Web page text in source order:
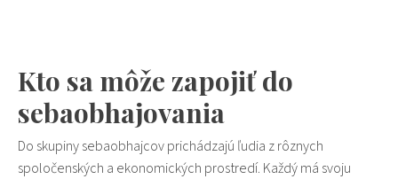
Kto sa môže zapojiť do
sebaobhajovania
Do skupinysebaobhajcovprichádzajú ľudia z rôznych
spoločenských a ekonomických prostredí. Každý má svoju